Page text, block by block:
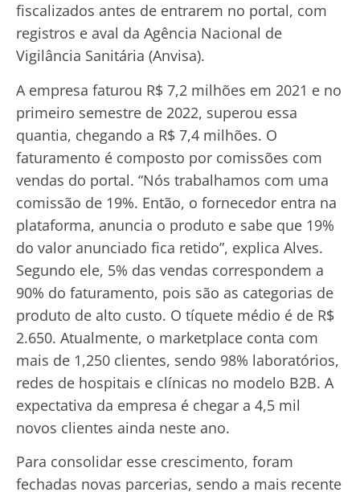
fiscalizados antes de entrarem no portal, com
registros e aval da Agência Nacional de
Vigilância Sanitária (Anvisa).
A empresa faturou R$ 7,2 milhões em 2021 e no
primeiro semestre de 2022, superou essa
quantia, chegando a R$ 7,4 milhões. O
faturamento é composto por comissões com
vendas do portal. “Nós trabalhamos com uma
comissão de 19%. Então, o fornecedor entra na
plataforma, anuncia o produto e sabe que 19%
do valor anunciado fica retido”, explica Alves.
Segundo ele, 5% das vendas correspondem a
90% do faturamento, pois são as categorias de
produto de alto custo. O tíquete médio é de R$
2.650. Atualmente, o marketplace conta com
mais de 1,250 clientes, sendo 98% laboratórios,
redes de hospitais e clínicas no modelo B2B. A
expectativa da empresa é chegar a 4,5 mil
novos clientes ainda neste ano.
Para consolidar esse crescimento, foram
fechadas novas parcerias, sendo a mais recente